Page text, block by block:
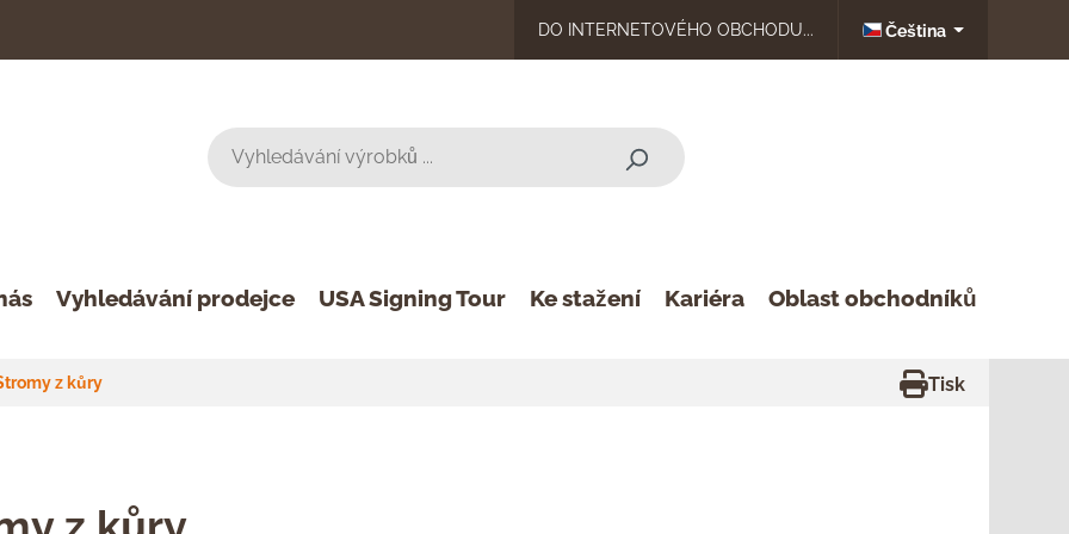
DO INTERNETOVÉHO OBCHODU... Čeština
Vyhledávání prodejce USA Signing Tour Ke stažení Kariéra Oblast obchodníků
z kůry Tisk